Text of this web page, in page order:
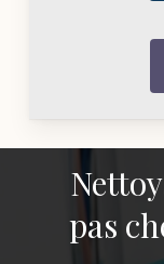
pas